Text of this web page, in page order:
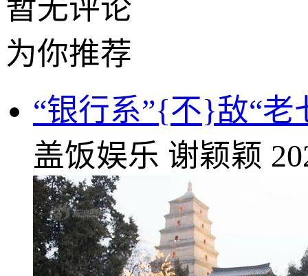
暂无评论
为你推荐
“银行系”{不}敌“老
盖饭娱乐 谢颖颖